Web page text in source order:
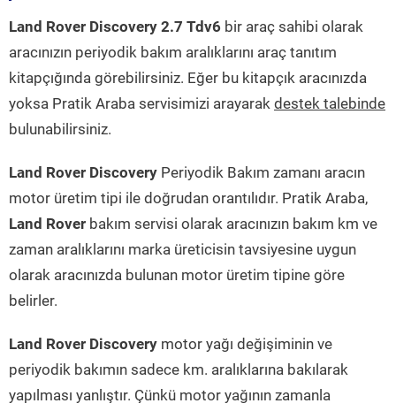
Land Rover Discovery 2.7 Tdv6 bir araç sahibi olarak
aracınızın periyodik bakım aralıklarını araç tanıtım
kitapçığında görebilirsiniz. Eğer bu kitapçık aracınızda
yoksa Pratik Araba servisimizi arayarak destek talebinde
bulunabilirsiniz.
Land Rover Discovery Periyodik Bakım zamanı aracın
motor üretim tipi ile doğrudan orantılıdır. Pratik Araba,
Land Rover bakım servisi olarak aracınızın bakım km ve
zaman aralıklarını marka üreticisin tavsiyesine uygun
olarak aracınızda bulunan motor üretim tipine göre
belirler.
Land Rover Discovery motor yağı değişiminin ve
periyodik bakımın sadece km. aralıklarına bakılarak
yapılması yanlıştır. Çünkü motor yağının zamanla